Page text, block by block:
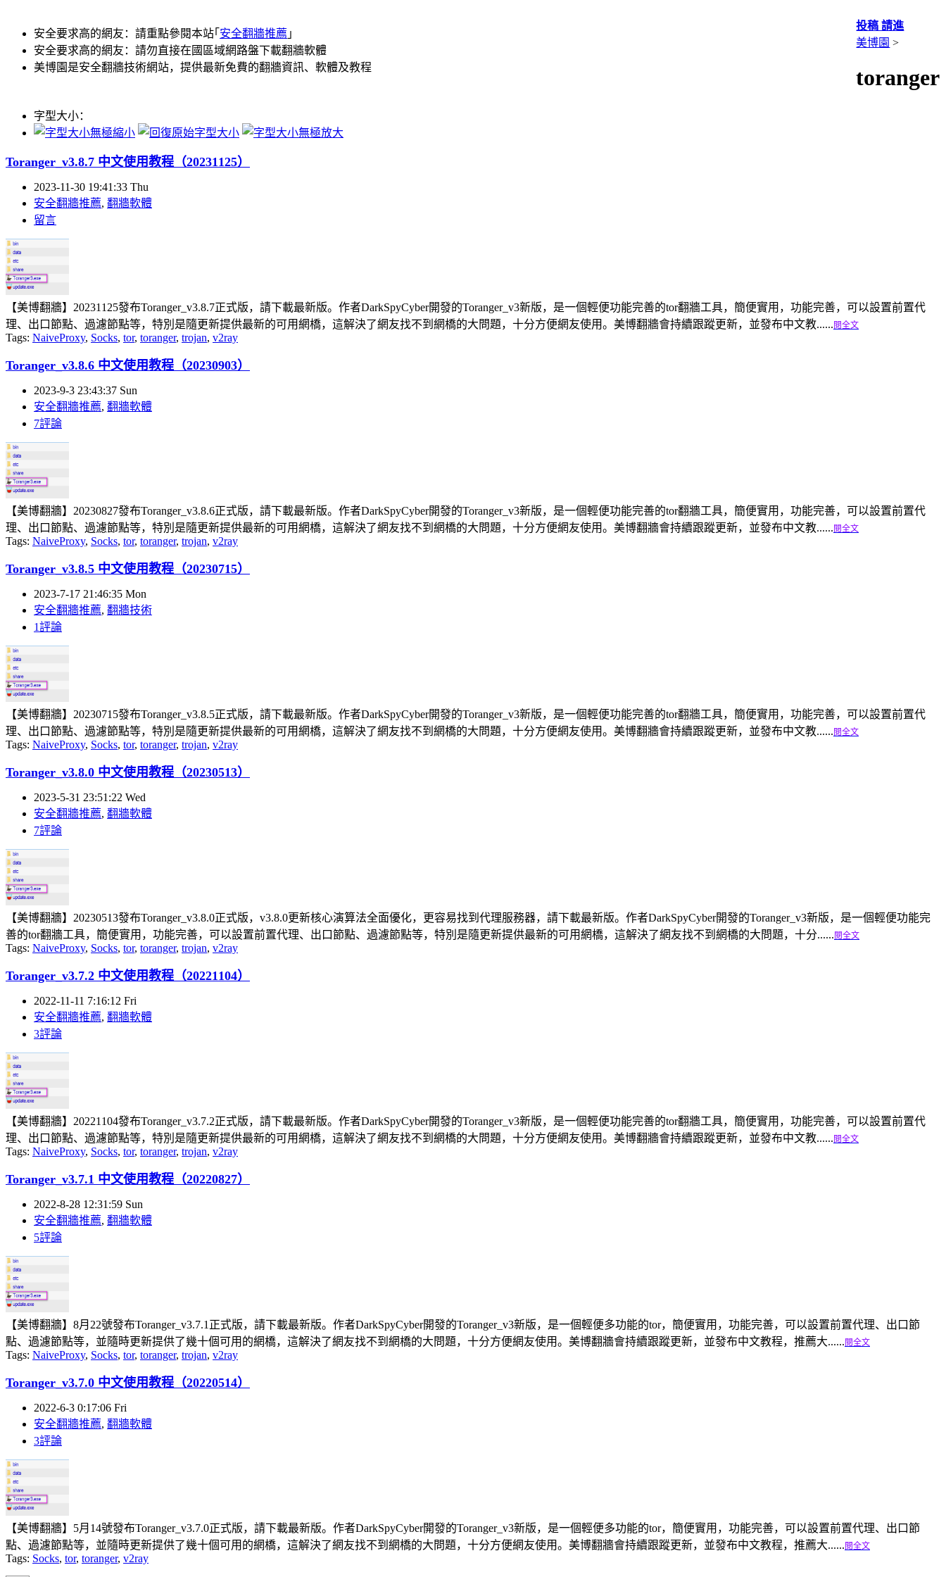
安全要求高的網友：請重點參閱本站｢ 安全翻牆推薦 ｣
安全要求高的網友：請勿直接在國區域網路盤下載翻牆軟體
美博園是安全翻牆技術網站，提供最新免費的翻牆資訊、軟體及教程
投稿 請進
美博園 >
toranger
字型大小：
Toranger_v3.8.7 中文使用教程（20231125）
2023-11-30 19:41:33 Thu
安全翻牆推薦, 翻牆軟體
留言
【美博翻牆】20231125發布Toranger_v3.8.7正式版，請下載最新版。作者DarkSpyCyber開發的Toranger_v3新版，是一個輕便功能完善的tor翻牆工具，簡便實用，功能完善，可以設置前置代
理、出口節點、過濾節點等，特別是隨更新提供最新的可用網橋，這解決了網友找不到網橋的大問題，十分方便網友使用。美博翻牆會持續跟蹤更新，並發布中文教...... 閱全文
Tags: NaiveProxy, Socks, tor, toranger, trojan, v2ray
Toranger_v3.8.6 中文使用教程（20230903）
2023-9-3 23:43:37 Sun
安全翻牆推薦, 翻牆軟體
7評論
【美博翻牆】20230827發布Toranger_v3.8.6正式版，請下載最新版。作者DarkSpyCyber開發的Toranger_v3新版，是一個輕便功能完善的tor翻牆工具，簡便實用，功能完善，可以設置前置代
理、出口節點、過濾節點等，特別是隨更新提供最新的可用網橋，這解決了網友找不到網橋的大問題，十分方便網友使用。美博翻牆會持續跟蹤更新，並發布中文教...... 閱全文
Tags: NaiveProxy, Socks, tor, toranger, trojan, v2ray
Toranger_v3.8.5 中文使用教程（20230715）
2023-7-17 21:46:35 Mon
安全翻牆推薦, 翻牆技術
1評論
【美博翻牆】20230715發布Toranger_v3.8.5正式版，請下載最新版。作者DarkSpyCyber開發的Toranger_v3新版，是一個輕便功能完善的tor翻牆工具，簡便實用，功能完善，可以設置前置代
理、出口節點、過濾節點等，特別是隨更新提供最新的可用網橋，這解決了網友找不到網橋的大問題，十分方便網友使用。美博翻牆會持續跟蹤更新，並發布中文教...... 閱全文
Tags: NaiveProxy, Socks, tor, toranger, trojan, v2ray
Toranger_v3.8.0 中文使用教程（20230513）
2023-5-31 23:51:22 Wed
安全翻牆推薦, 翻牆軟體
7評論
【美博翻牆】20230513發布Toranger_v3.8.0正式版，v3.8.0更新核心演算法全面優化，更容易找到代理服務器，請下載最新版。作者DarkSpyCyber開發的Toranger_v3新版，是一個輕便功能完
善的tor翻牆工具，簡便實用，功能完善，可以設置前置代理、出口節點、過濾節點等，特別是隨更新提供最新的可用網橋，這解決了網友找不到網橋的大問題，十分...... 閱全文
Tags: NaiveProxy, Socks, tor, toranger, trojan, v2ray
Toranger_v3.7.2 中文使用教程（20221104）
2022-11-11 7:16:12 Fri
安全翻牆推薦, 翻牆軟體
3評論
【美博翻牆】20221104發布Toranger_v3.7.2正式版，請下載最新版。作者DarkSpyCyber開發的Toranger_v3新版，是一個輕便功能完善的tor翻牆工具，簡便實用，功能完善，可以設置前置代
理、出口節點、過濾節點等，特別是隨更新提供最新的可用網橋，這解決了網友找不到網橋的大問題，十分方便網友使用。美博翻牆會持續跟蹤更新，並發布中文教...... 閱全文
Tags: NaiveProxy, Socks, tor, toranger, trojan, v2ray
Toranger_v3.7.1 中文使用教程（20220827）
2022-8-28 12:31:59 Sun
安全翻牆推薦, 翻牆軟體
5評論
【美博翻牆】8月22號發布Toranger_v3.7.1正式版，請下載最新版。作者DarkSpyCyber開發的Toranger_v3新版，是一個輕便多功能的tor，簡便實用，功能完善，可以設置前置代理、出口節
點、過濾節點等，並隨時更新提供了幾十個可用的網橋，這解決了網友找不到網橋的大問題，十分方便網友使用。美博翻牆會持續跟蹤更新，並發布中文教程，推薦大...... 閱全文
Tags: NaiveProxy, Socks, tor, toranger, trojan, v2ray
Toranger_v3.7.0 中文使用教程（20220514）
2022-6-3 0:17:06 Fri
安全翻牆推薦, 翻牆軟體
3評論
【美博翻牆】5月14號發布Toranger_v3.7.0正式版，請下載最新版。作者DarkSpyCyber開發的Toranger_v3新版，是一個輕便多功能的tor，簡便實用，功能完善，可以設置前置代理、出口節
點、過濾節點等，並隨時更新提供了幾十個可用的網橋，這解決了網友找不到網橋的大問題，十分方便網友使用。美博翻牆會持續跟蹤更新，並發布中文教程，推薦大...... 閱全文
Tags: Socks, tor, toranger, v2ray